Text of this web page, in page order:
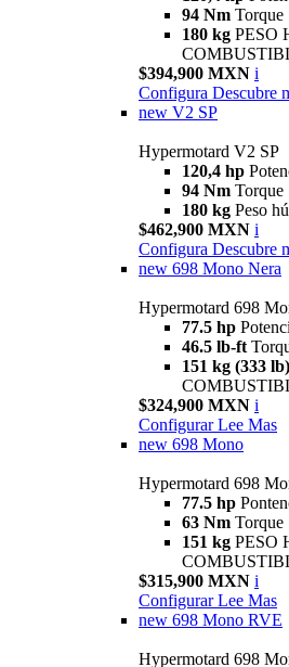
94 Nm Torque
180 kg PESO
$394,900 MXN i
Configura Descubre
new V2 SP
Hypermotard V2 SP
120,4 hp
94 Nm Torque
180 kg Peso
$462,900 MXN i
Configura Descubre
new 698 Mono Nera
Hypermotard 698
77.5 hp
46.5 lb-ft
151 kg (333 lb)
$324,900 MXN i
Configurar Lee Mas
new 698 Mono
Hypermotard 698
77.5 hp
63 Nm Torque
151 kg PESO
$315,900 MXN i
Configurar Lee Mas
new 698 Mono RVE
Hypermotard 698